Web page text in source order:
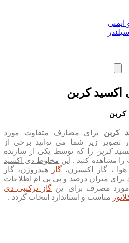
ایمنی
اکسید کربن
کربن
کربن برای مصارف متفاوت مورد
تصویر زیر شما می توانید برخی از
کربن را که توسط یکی از سازنده
مشاهده کنید . این مخلوط دی اکسید
، گاز اکسیژن، گاز
هیدروژن، گاز
برای میزان درصد و پی پی ام اطلاعات
مورد مصرف برای این گاز ترکیبی دی
مناسب و استاندارد انتخاب گردد .